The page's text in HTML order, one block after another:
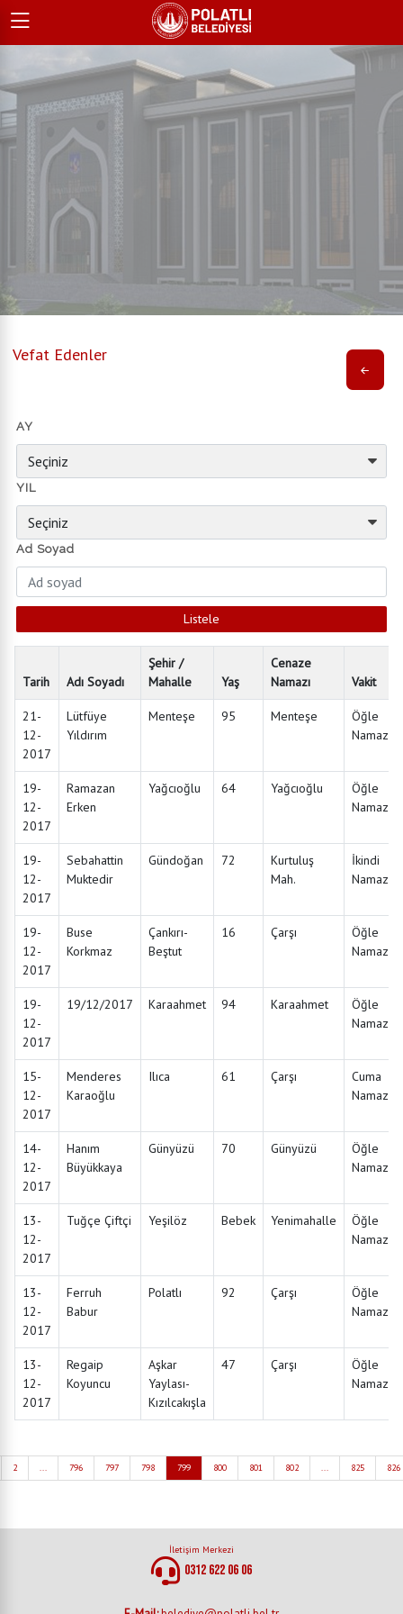
Vefat Edenler
AY
YIL
Ad Soyad
Tarih Adı Soyadı
Şehir /
Mahalle
Yaş
Cenaze
Namazı
Vakit
21-
12-
2017
Lütfüye
Yıldırım
Menteşe 95 Menteşe
Öğle
19-
12-
2017
Ramazan
Erken
Yağcıoğlu 64 Yağcıoğlu
Öğle
19-
12-
2017
Sebahattin
Muktedir
Gündoğan 72
Kurtuluş
Mah.
İkindi
19-
12-
2017
Buse
Korkmaz
Çankırı-
Beştut
16 Çarşı
Öğle
19-
12-
2017
19/12/2017 Karaahmet 94 Karaahmet
Öğle
15-
12-
2017
Menderes
Karaoğlu
Ilıca 61 Çarşı
Cuma
14-
12-
2017
Hanım
Büyükkaya
Günyüzü 70 Günyüzü
Öğle
13-
12-
2017
Tuğçe Çiftçi Yeşilöz Bebek Yenimahalle
Öğle
13-
12-
2017
Ferruh
Babur
Polatlı 92 Çarşı
Öğle
13-
12-
2017
Regaip
Koyuncu
Aşkar
Yaylası-
Kızılcakışla
47 Çarşı
Öğle
2 ... 796 797 798 799 800 801 802 ... 825 826
İletişim Merkezi
0312 622 06 06